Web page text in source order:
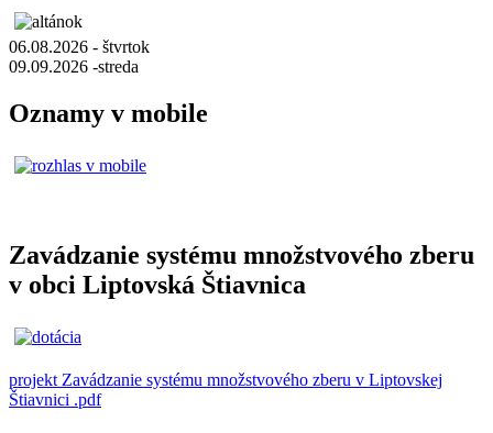
06.08.2026 - štvrtok
09.09.2026 -streda
Oznamy v mobile
Zavádzanie systému množstvového zberu
v obci Liptovská Štiavnica
projekt Zavádzanie systému množstvového zberu v Liptovskej
Štiavnici .pdf